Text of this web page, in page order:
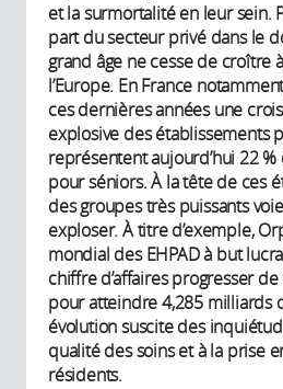
et la surmortalité en leur sein.
part du secteur privé dans le
grand âge ne cesse de croître
l’Europe. En France
ces dernières années une
explosive des établissements
représentent aujourd’hui 22
pour séniors. À la tête de ces
des groupes très puissants
exploser. À titre d’exemple,
mondial des EHPAD à but
chiffre d’affaires progresser
pour atteindre 4,285 milliards
évolution suscite des
qualité des soins et à la prise
résidents.